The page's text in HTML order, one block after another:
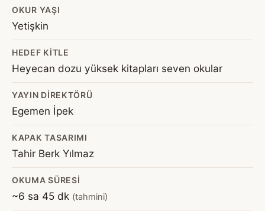
OKUR YAŞI
Yetişkin
HEDEF KITLE
Heyecan dozu yüksek kitapları seven okular
YAYIN DIREKTÖRÜ
Egemen İpek
KAPAK TASARIMI
Tahir Berk Yılmaz
OKUMA SÜRESI
~6 sa 45 dk (tahmini)